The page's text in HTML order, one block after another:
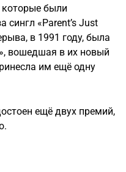
которые были
сингл «Parent’s Just
в 1991 году, была
вошедшая в их новый
им ещё одну
ещё двух премий,